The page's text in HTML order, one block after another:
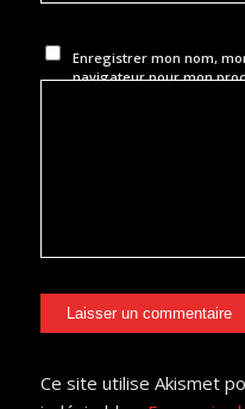
Enregistrer mon nom,
navigateur pour mon
Ce site utilise Akismet